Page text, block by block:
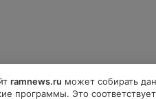
ramnews.ru может собирать
программы. Это